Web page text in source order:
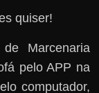
quiser!
Marcenaria
pelo APP na
computador,